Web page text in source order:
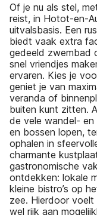
Of je nu als stel,
reist, in Hotot-en-
uitvalsbasis. Een
biedt vaak extra
gedeeld zwembad
snel vriendjes
ervaren. Kies je
geniet je van
veranda of
buiten kunt zitten.
de vele wandel-
en bossen lopen,
ophalen in
charmante
gastronomische
ontdekken: lokale
kleine bistro’s op
zee. Hierdoor
wel rijk aan